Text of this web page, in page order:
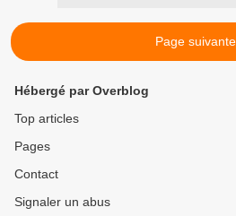
Page
Hébergé par Overblog
Top articles
Pages
Contact
Signaler un abus